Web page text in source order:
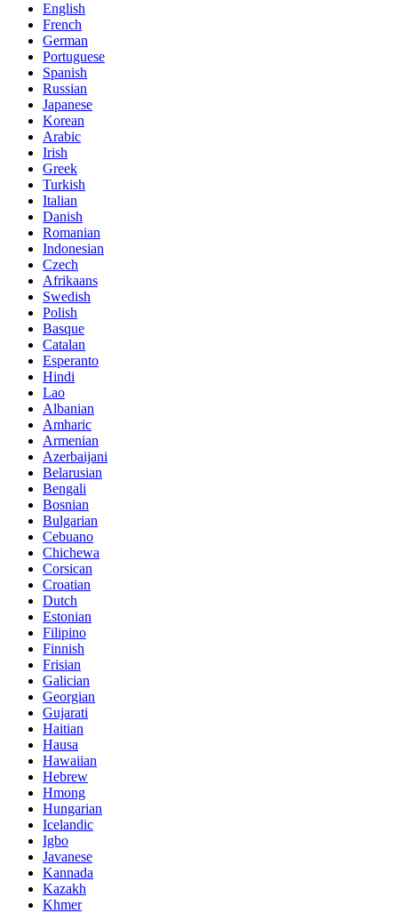
English
French
German
Portuguese
Spanish
Russian
Japanese
Korean
Arabic
Irish
Greek
Turkish
Italian
Danish
Romanian
Indonesian
Czech
Afrikaans
Swedish
Polish
Basque
Catalan
Esperanto
Hindi
Lao
Albanian
Amharic
Armenian
Azerbaijani
Belarusian
Bengali
Bosnian
Bulgarian
Cebuano
Chichewa
Corsican
Croatian
Dutch
Estonian
Filipino
Finnish
Frisian
Galician
Georgian
Gujarati
Haitian
Hausa
Hawaiian
Hebrew
Hmong
Hungarian
Icelandic
Igbo
Javanese
Kannada
Kazakh
Khmer